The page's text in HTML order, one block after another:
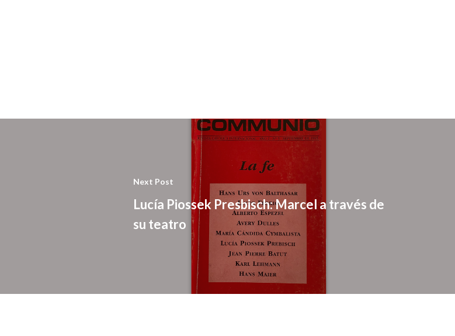
Next Post
Lucía Piossek Presbisch: Marcel a través de
su teatro